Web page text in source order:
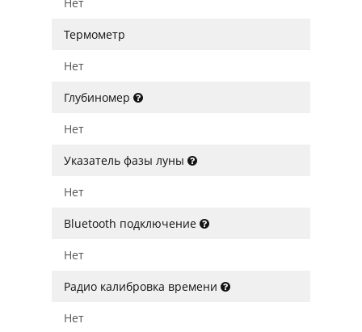
Термометр
Нет
Глубиномер
Нет
Указатель фазы луны
Нет
Bluetooth подключение
Нет
Радио калибровка времени
Нет